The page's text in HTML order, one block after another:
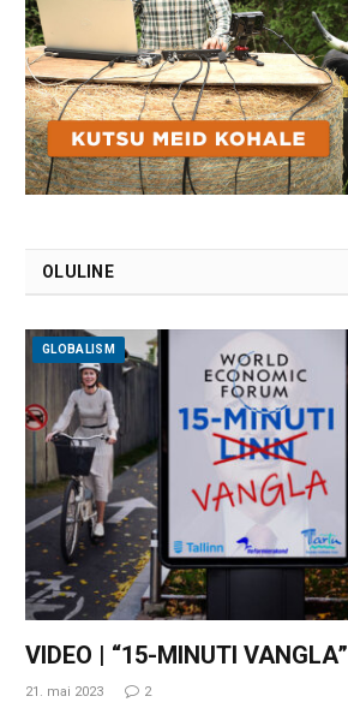
OLULINE
GLOBALISM
VIDEO | “15-MINUTI VANGLA”
21. mai 2023 2